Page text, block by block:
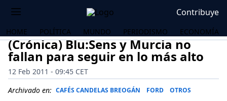
Contribuye
HOME POLÍTICA MUNDO PERIODISMO ECONOMÍA
(Crónica) Blu:Sens y Murcia no
fallan para seguir en lo más alto
12 Feb 2011 - 09:45 CET
Archivado en: CAFÉS CANDELAS BREOGÁN FORD OTROS